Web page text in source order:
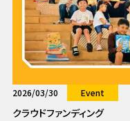
2026/03/30 Event
クラウドファンディング